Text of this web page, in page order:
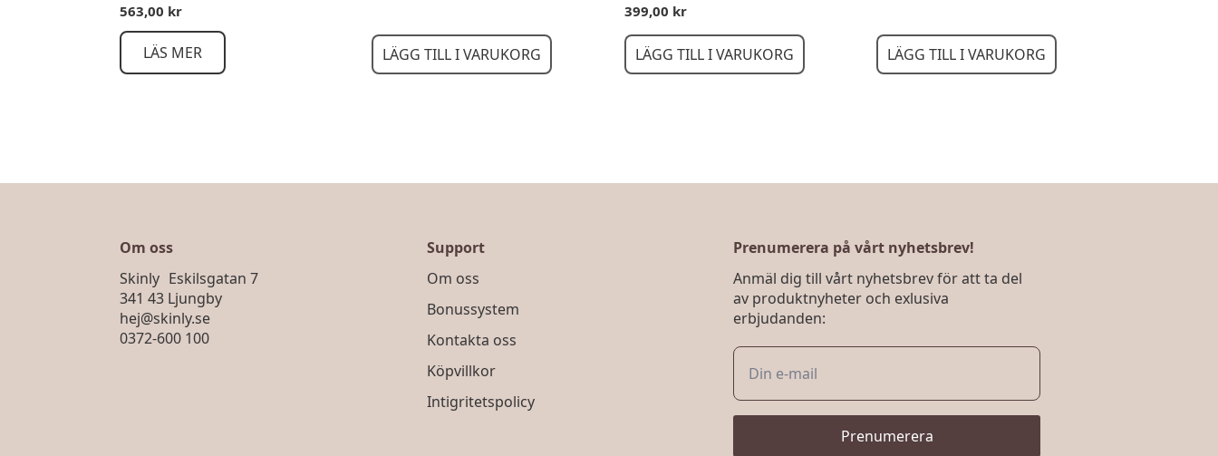
563,00 kr
LÄS MER LÄGG TILL I VARUKORG
399,00 kr
LÄGG TILL I VARUKORG LÄGG TILL I VARUKORG
Om oss
Skinly Eskilsgatan 7
341 43 Ljungby
hej@skinly.se
0372-600 100
Support
Om oss
Bonussystem
Kontakta oss
Köpvillkor
Intigritetspolicy
Prenumerera på vårt nyhetsbrev!
Anmäl dig till vårt nyhetsbrev för att ta del
av produktnyheter och exlusiva
erbjudanden:
Prenumerera